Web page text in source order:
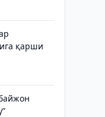
қарши